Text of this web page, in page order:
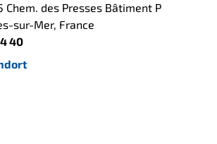
Chem. des Presses Bâtiment P
sur-Mer, France
40